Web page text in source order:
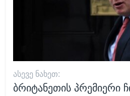
ᲐᲡᲔᲕᲔ ᲜᲐᲮᲔᲗ:
ბრიტანეთის პრემიერი